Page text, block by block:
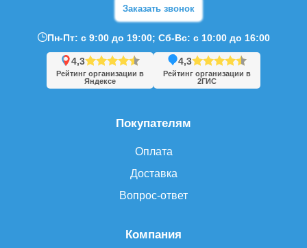
Компания
Покупателям
Оплата
Доставка
Вопрос-ответ
Заказать звонок
Пн-Пт: с 9:00 до 19:00; Сб-Вс: с 10:00 до 16:00
4,3
Рейтинг организации в
Яндексе
4,3
Рейтинг организации в
2ГИС